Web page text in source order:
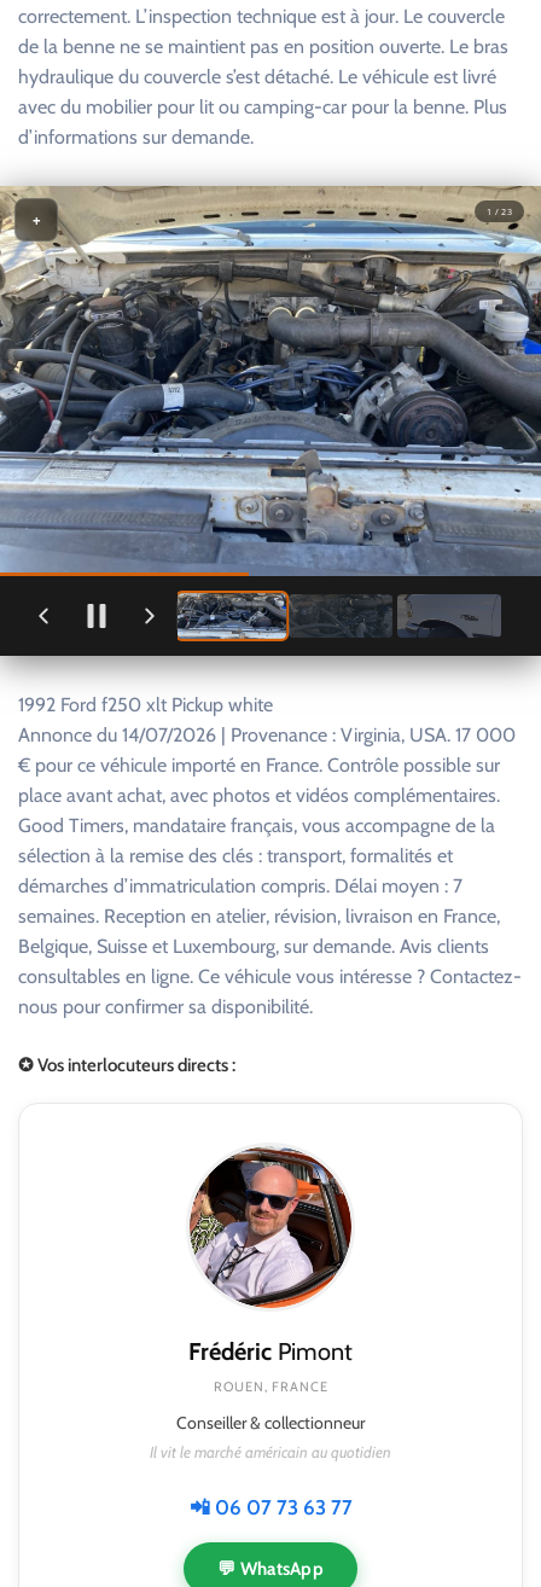
correctement. L’inspection technique est à jour. Le couvercle
de la benne ne se maintient pas en position ouverte. Le bras
hydraulique du couvercle s’est détaché. Le véhicule est livré
avec du mobilier pour lit ou camping-car pour la benne. Plus
d’informations sur demande.
1 / 23
+
1992 Ford f250 xlt Pickup white
Annonce du 14/07/2026 | Provenance : Virginia, USA. 17 000
€ pour ce véhicule importé en France. Contrôle possible sur
place avant achat, avec photos et vidéos complémentaires.
Good Timers, mandataire français, vous accompagne de la
sélection à la remise des clés : transport, formalités et
démarches d’immatriculation compris. Délai moyen : 7
semaines. Reception en atelier, révision, livraison en France,
Belgique, Suisse et Luxembourg, sur demande. Avis clients
consultables en ligne. Ce véhicule vous intéresse ? Contactez-
nous pour confirmer sa disponibilité.
✪ Vos interlocuteurs directs :
Frédéric Pimont
ROUEN, FRANCE
Conseiller & collectionneur
Il vit le marché américain au quotidien
📲 06 07 73 63 77
💬 WhatsApp